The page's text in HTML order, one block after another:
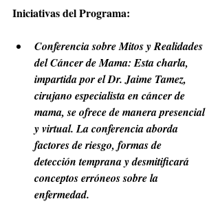
Iniciativas del Programa:
Conferencia sobre Mitos y Realidades
del Cáncer de Mama: Esta charla,
impartida por el Dr. Jaime Tamez,
cirujano especialista en cáncer de
mama, se ofrece de manera presencial
y virtual. La conferencia aborda
factores de riesgo, formas de
detección temprana y desmitificará
conceptos erróneos sobre la
enfermedad.